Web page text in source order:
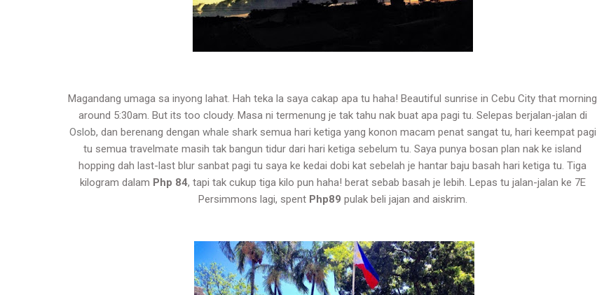
Magandang umaga sa inyong lahat. Hah teka la saya cakap apa tu haha! Beautiful sunrise in Cebu City that morning
around 5:30am. But its too cloudy. Masa ni termenung je tak tahu nak buat apa pagi tu. Selepas berjalan-jalan di
Oslob, dan berenang dengan whale sharksemua hari ketiga yang konon macam penat sangat tu, hari keempat pagi
tu semua travelmate masih tak bangun tidur dari hari ketiga sebelum tu. Saya punya bosan plan nak ke island
hopping dah last-last blur sanbat pagi tu saya ke kedai dobi kat sebelah je hantar baju basah hari ketiga tu. Tiga
kilogram dalam Php 84, tapi tak cukup tiga kilo pun haha! berat sebab basah je lebih. Lepas tu jalan-jalan ke 7E
Persimmons lagi, spent Php89 pulak beli jajan and aiskrim.